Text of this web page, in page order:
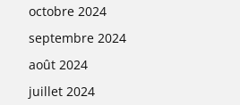
octobre 2024
septembre 2024
août 2024
juillet 2024